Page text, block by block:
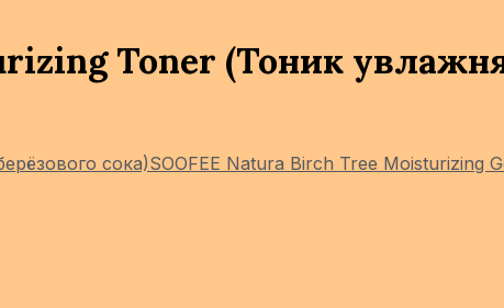
Toner (Тоник
сока)SOOFEE Natura Birch Tree